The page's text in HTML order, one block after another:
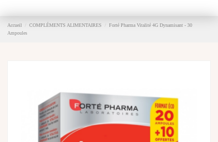
Accueil COMPLÉMENTS ALIMENTAIRES
Forté Pharma Vitalité 4G Dynamisant - 30
Ampoules